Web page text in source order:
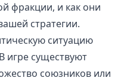
фракции, и как они
стратегии.
ситуацию
игре существуют
союзников или